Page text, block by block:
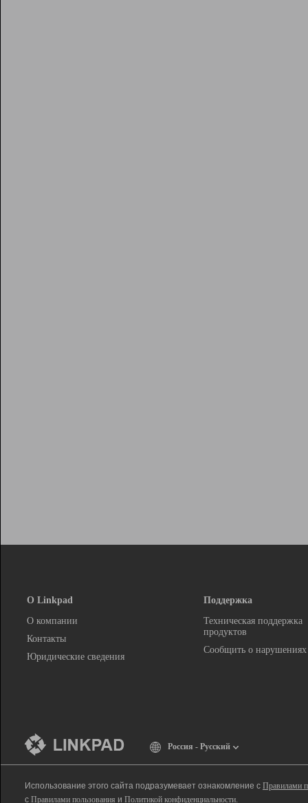
О Linkpad
О компании
Контакты
Юридические сведения
Поддержка
Техническая поддержка
продуктов
Сообщить о нарушениях
Россия - Русский
Использование этого сайта подразумевает ознакомление с Правилами
с Правилами пользования и Политикой конфиденциальности.